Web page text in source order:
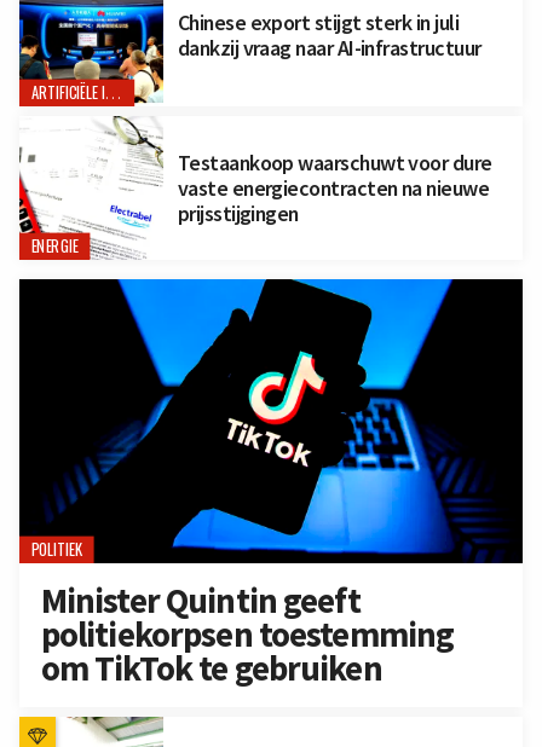
ARTIFICIËLE INTELLIGENTIE
Chinese export stijgt sterk in juli
dankzij vraag naar AI-infrastructuur
ENERGIE
Testaankoop waarschuwt voor dure
vaste energiecontracten na nieuwe
prijsstijgingen
POLITIEK
Minister Quintin geeft
politiekorpsen toestemming
om TikTok te gebruiken